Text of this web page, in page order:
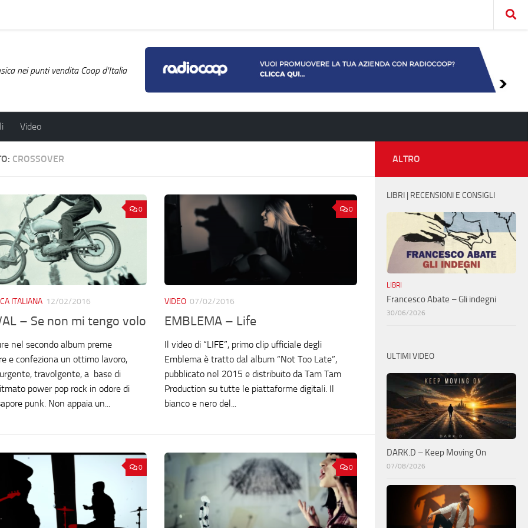
nei punti vendita Coop d'Italia
Video
CROSSOVER
0
ITALIANA 12/02/2016
– Se non mi tengo volo
nel secondo album preme
e confeziona un ottimo lavoro,
travolgente, a base di
power pop rock in odore di
punk. Non appaia un...
0
VIDEO 07/02/2016
EMBLEMA – Life
Il video di “LIFE”, primo clip ufficiale degli
Emblema è tratto dal album “Not Too Late”,
pubblicato nel 2015 e distribuito da Tam Tam
Production su tutte le piattaforme digitali. Il
bianco e nero del...
0 0
ALTRO
LIBRI | RECENSIONI E CONSIGLI
LIBRI
Francesco Abate – Gli indegni
30/06/2026
ULTIMI VIDEO
DARK.D – Keep Moving On
07/08/2026